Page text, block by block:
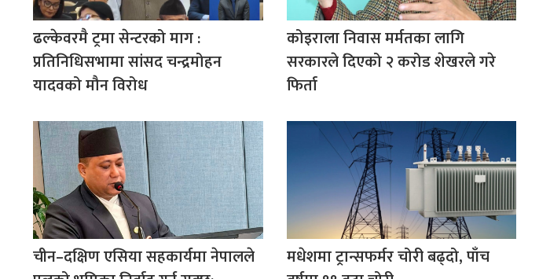
ढल्केवरमै ट्रमा सेन्टरको माग :
प्रतिनिधिसभामा सांसद चन्द्रमोहन
यादवको मौन विरोध
कोइराला निवास मर्मतका लागि
सरकारले दिएको २ करोड शेखरले गरे
फिर्ता
चीन–दक्षिण एसिया सहकार्यमा नेपालले
मधेशमा ट्रान्सफर्मर चोरी बढ्दो, पाँच